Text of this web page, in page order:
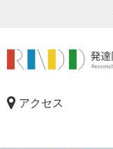
アクセス